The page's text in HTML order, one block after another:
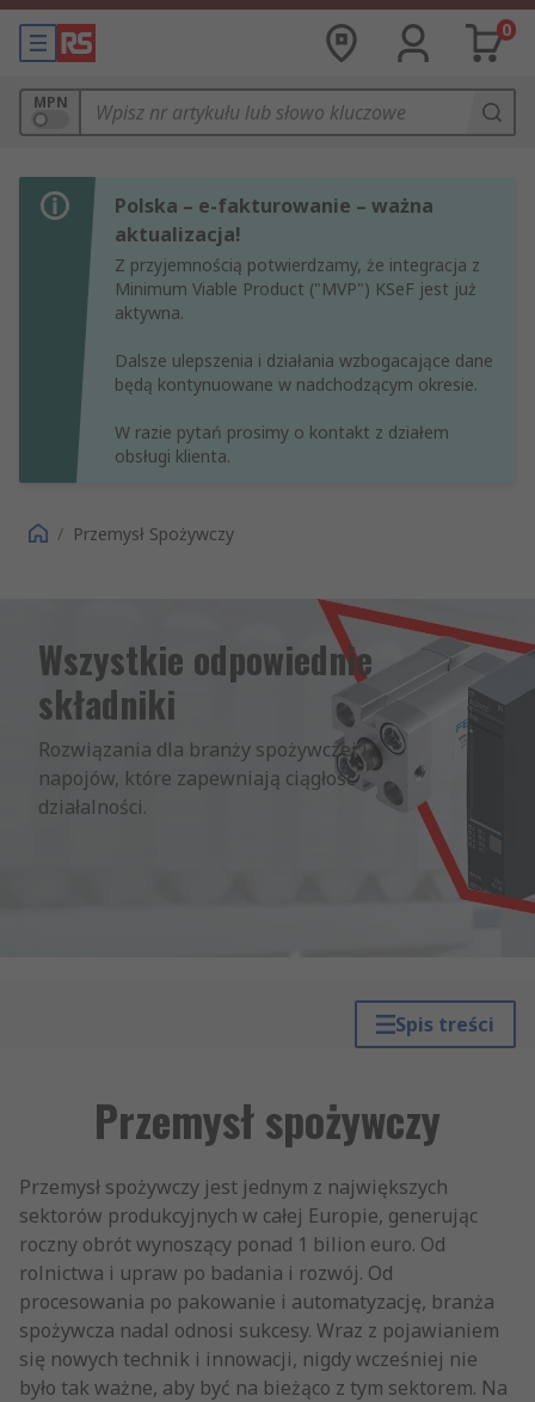
0
MPN
Polska – e-fakturowanie – ważna
aktualizacja!
Z przyjemnością potwierdzamy, że integracja z
Minimum Viable Product ("MVP") KSeF jest już
aktywna.
Dalsze ulepszenia i działania wzbogacające dane
będą kontynuowane w nadchodzącym okresie.
W razie pytań prosimy o kontakt z działem
obsługi klienta.
/ Przemysł Spożywczy
Wszystkie odpowiednie
składniki
Rozwiązania dla branży spożywczej i
napojów, które zapewniają ciągłość
działalności.
Spis treści
Przemysł spożywczy
Przemysł spożywczy jest jednym z największych
sektorów produkcyjnych w całej Europie, generując
roczny obrót wynoszący ponad 1 bilion euro. Od
rolnictwa i upraw po badania i rozwój. Od
procesowania po pakowanie i automatyzację, branża
spożywcza nadal odnosi sukcesy. Wraz z pojawianiem
się nowych technik i innowacji, nigdy wcześniej nie
było tak ważne, aby być na bieżąco z tym sektorem. Na